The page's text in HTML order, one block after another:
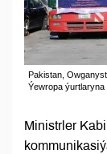
Pakistan,
Ýewropa
Ministrler